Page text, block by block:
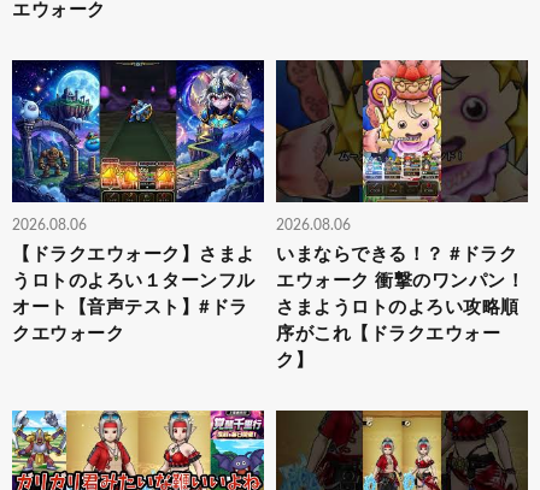
エウォーク
2026.08.06
【ドラクエウォーク】さまよ
うロトのよろい１ターンフル
オート【音声テスト】#ドラ
クエウォーク
2026.08.06
いまならできる！？ #ドラク
エウォーク 衝撃のワンパン！
さまようロトのよろい攻略順
序がこれ【ドラクエウォー
ク】